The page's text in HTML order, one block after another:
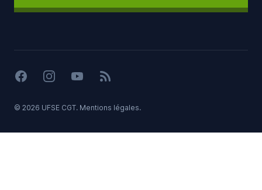
FacebookInstagramYouTubeFlux RSS
© 2026 UFSE CGT. Mentions légales.